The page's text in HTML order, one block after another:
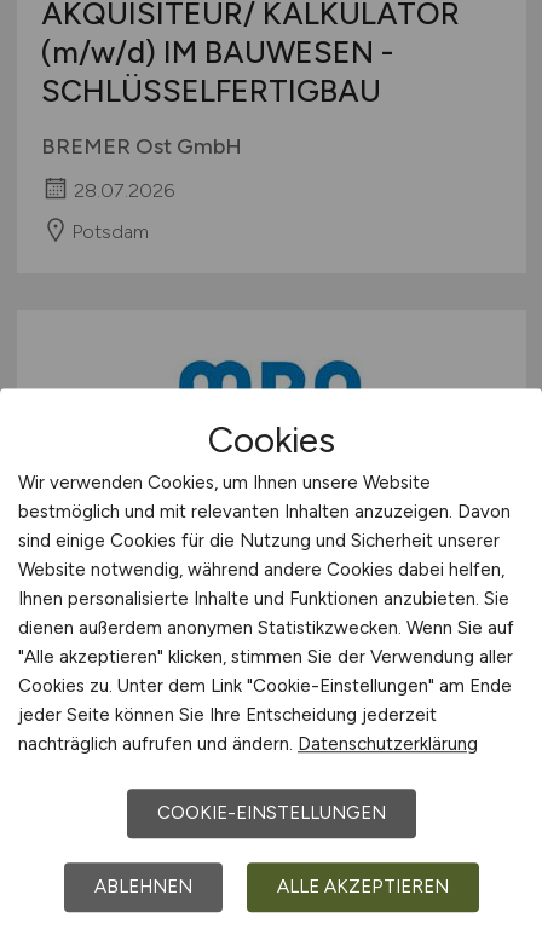
AKQUISITEUR/ KALKULATOR
(m/w/d)IM BAUWESEN -
SCHLÜSSELFERTIGBAU
BREMER Ost GmbH
Kalkulator(m/w/d)
MRA GmbH
27.07.2026
Mühlenbecker Land
Cookies
Wir verwenden Cookies, um Ihnen unsere Website
bestmöglich und mit relevanten Inhalten anzuzeigen. Davon
sind einige Cookies für die Nutzung und Sicherheit unserer
Website notwendig, während andere Cookies dabei helfen,
Ihnen personalisierte Inhalte und Funktionen anzubieten. Sie
dienen außerdem anonymen Statistikzwecken. Wenn Sie auf
"Alle akzeptieren" klicken, stimmen Sie der Verwendung aller
Cookies zu. Unter dem Link "Cookie-Einstellungen" am Ende
jeder Seite können Sie Ihre Entscheidung jederzeit
nachträglich aufrufen und ändern. Datenschutzerklärung
COOKIE-EINSTELLUNGEN
ABLEHNEN ALLE AKZEPTIEREN